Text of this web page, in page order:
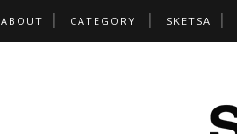
ABOUT CATEGORY SKETSA